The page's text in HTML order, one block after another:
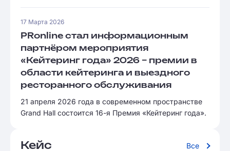
17 Марта 2026
PRonline стал информационным
партнёром мероприятия
«Кейтеринг года» 2026 – премии в
области кейтеринга и выездного
ресторанного обслуживания
21 апреля 2026 года в современном пространстве
Grand Hall состоится 16-я Премия «Кейтеринг года».
Кейс Все